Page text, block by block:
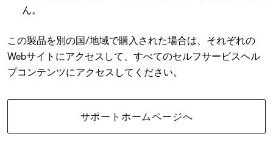
ん。
この製品を別の国/地域で購入された場合は、それぞれの
Webサイトにアクセスして、すべてのセルフサービスヘル
プコンテンツにアクセスしてください。
サポートホームページへ